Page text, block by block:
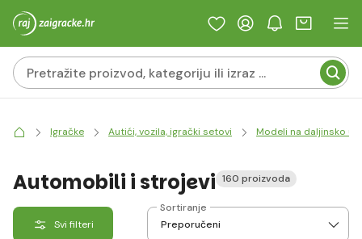
Igračke Autići, vozila, igrački setovi Modeli na daljinsko
Automobili i strojevi 160 proizvoda
Svi filteri
Sortiranje